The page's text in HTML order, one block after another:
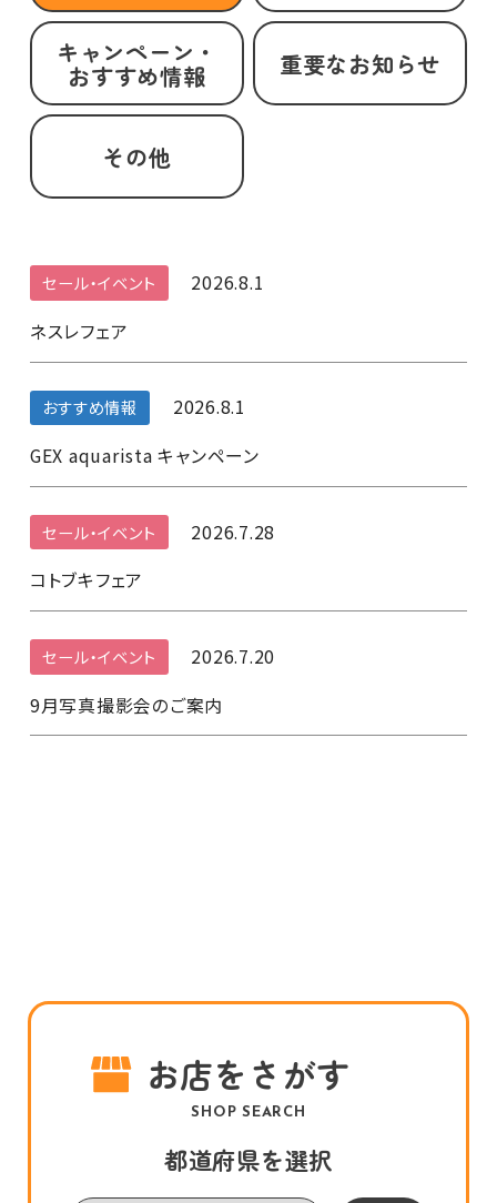
キャンペーン・
おすすめ情報 重要なお知らせ
その他
セール・イベント
2026.8.1
ネスレフェア
おすすめ情報
2026.8.1
GEX aquarista キャンペーン
セール・イベント
2026.7.28
コトブキフェア
セール・イベント
2026.7.20
9月写真撮影会のご案内
お店をさがす
SHOP SEARCH
都道府県を選択